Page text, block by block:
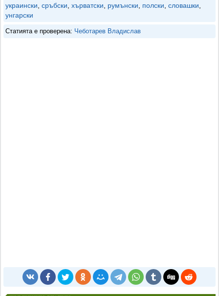
украински сръбски хърватски румънски полски словашки
унгарски
Статията е проверена: Чеботарев Владислав